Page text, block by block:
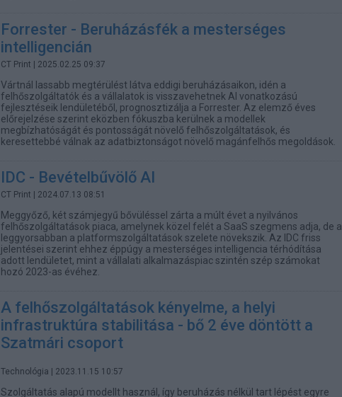
Forrester - Beruházásfék a mesterséges
intelligencián
CT Print | 2025.02.25 09:37
Vártnál lassabb megtérülést látva eddigi beruházásaikon, idén a
felhőszolgáltatók és a vállalatok is visszavehetnek AI vonatkozású
fejlesztéseik lendületéből, prognosztizálja a Forrester. Az elemző éves
előrejelzése szerint eközben fókuszba kerülnek a modellek
megbízhatóságát és pontosságát növelő felhőszolgáltatások, és
keresettebbé válnak az adatbiztonságot növelő magánfelhős megoldások.
IDC - Bevételbűvölő AI
CT Print | 2024.07.13 08:51
Meggyőző, két számjegyű bővüléssel zárta a múlt évet a nyilvános
felhőszolgáltatások piaca, amelynek közel felét a SaaS szegmens adja, de a
leggyorsabban a platformszolgáltatások szelete növekszik. Az IDC friss
jelentései szerint ehhez éppúgy a mesterséges intelligencia térhódítása
adott lendületet, mint a vállalati alkalmazáspiac szintén szép számokat
hozó 2023-as évéhez.
A felhőszolgáltatások kényelme, a helyi
infrastruktúra stabilitása - bő 2 éve döntött a
Szatmári csoport
Technológia | 2023.11.15 10:57
Szolgáltatás alapú modellt használ, így beruházás nélkül tart lépést egyre